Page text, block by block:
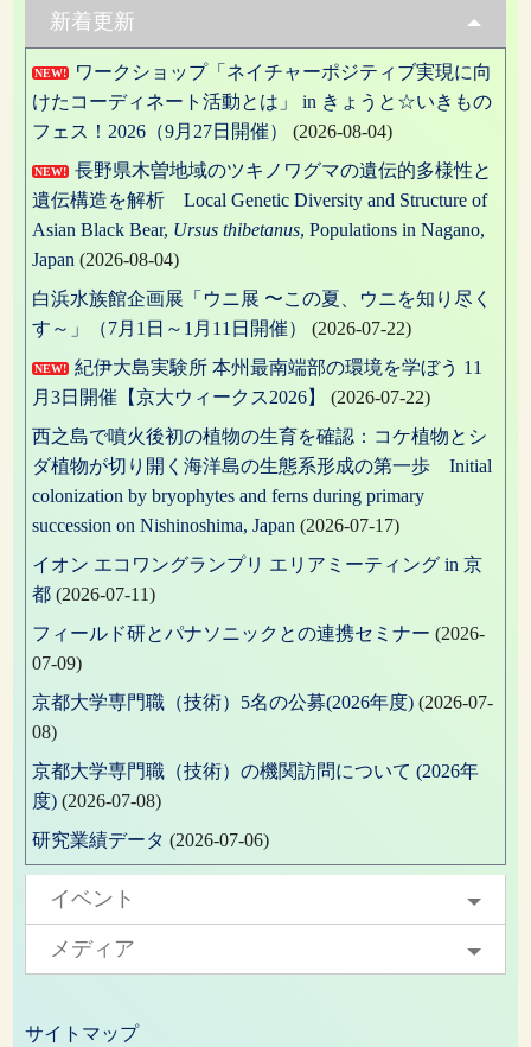
ゲ
ー
シ
ョ
ン
新着更新
NEW!
ワークショップ「ネイチャーポジティブ実現に向
けたコーディネート活動とは」 in きょうと☆いきもの
フェス！2026（9月27日開催）
(2026-08-04)
NEW!
長野県木曽地域のツキノワグマの遺伝的多様性と
遺伝構造を解析 Local Genetic Diversity and Structure of
Asian Black Bear, Ursus thibetanus, Populations in Nagano,
Japan (2026-08-04)
白浜水族館企画展「ウニ展 〜この夏、ウニを知り尽く
す～」（7月1日～1月11日開催）
(2026-07-22)
NEW!
紀伊大島実験所 本州最南端部の環境を学ぼう 11
月3日開催【京大ウィークス2026】
(2026-07-22)
西之島で噴火後初の植物の生育を確認：コケ植物とシ
ダ植物が切り開く海洋島の生態系形成の第一歩 Initial
colonization by bryophytes and ferns during primary
succession on Nishinoshima, Japan (2026-07-17)
イオン エコワングランプリ エリアミーティング in 京
都 (2026-07-11)
フィールド研とパナソニックとの連携セミナー (2026-
07-09)
京都大学専門職（技術）5名の公募(2026年度) (2026-07-
08)
京都大学専門職（技術）の機関訪問について (2026年
度) (2026-07-08)
研究業績データ (2026-07-06)
イベント
メディア
サイトマップ